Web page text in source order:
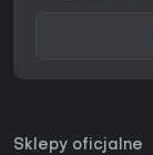
Sklepy oficjalne